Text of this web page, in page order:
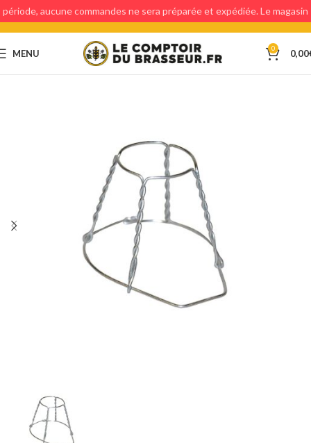
MENU 0 0,00
période, aucune commandes ne sera préparée et expédiée. Le magasin
étant fermé, aucun retraits en magasin ne sera possible.